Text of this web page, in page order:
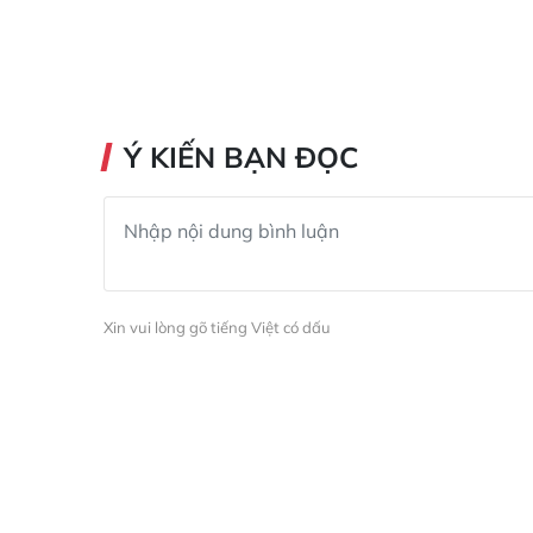
Ý KIẾN BẠN ĐỌC
Xin vui lòng gõ tiếng Việt có dấu